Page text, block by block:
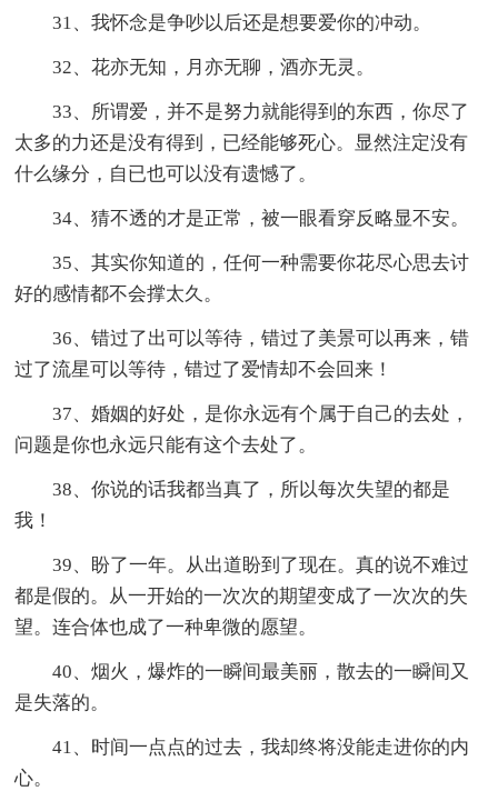
31、我怀念是争吵以后还是想要爱你的冲动。
32、花亦无知，月亦无聊，酒亦无灵。
33、所谓爱，并不是努力就能得到的东西，你尽了
太多的力还是没有得到，已经能够死心。显然注定没有
什么缘分，自已也可以没有遗憾了。
34、猜不透的才是正常，被一眼看穿反略显不安。
35、其实你知道的，任何一种需要你花尽心思去讨
好的感情都不会撑太久。
36、错过了出可以等待，错过了美景可以再来，错
过了流星可以等待，错过了爱情却不会回来！
37、婚姻的好处，是你永远有个属于自己的去处，
问题是你也永远只能有这个去处了。
38、你说的话我都当真了，所以每次失望的都是
我！
39、盼了一年。从出道盼到了现在。真的说不难过
都是假的。从一开始的一次次的期望变成了一次次的失
望。连合体也成了一种卑微的愿望。
40、烟火，爆炸的一瞬间最美丽，散去的一瞬间又
是失落的。
41、时间一点点的过去，我却终将没能走进你的内
心。